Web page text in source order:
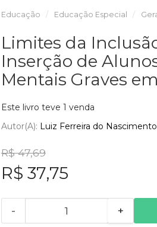
Educação Educação Especial
Limites da
Inserção de
Mentais Graves
Este livro teve 1 venda
Autor(a): Luiz Ferreira do
R$ 47,69
R$ 37,75
- +